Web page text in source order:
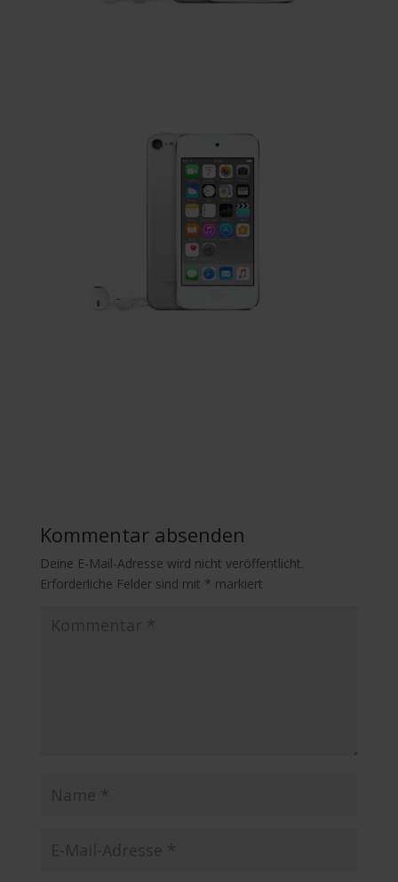
Kommentar absenden
Deine E-Mail-Adresse wird nicht veröffentlicht.
Erforderliche Felder sind mit * markiert